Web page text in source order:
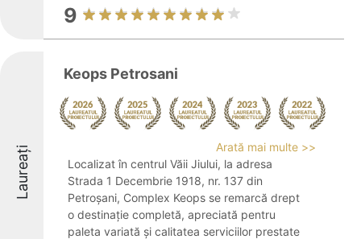
9
Laureați
Keops Petrosani
Arată mai multe >>
Localizat în centrul Văii Jiului, la adresa
Strada 1 Decembrie 1918, nr. 137 din
Petroșani, Complex Keops se remarcă drept
o destinație completă, apreciată pentru
paleta variată și calitatea serviciilor prestate